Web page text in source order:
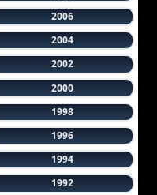
2006
2004
2002
2000
1998
1996
1994
1992